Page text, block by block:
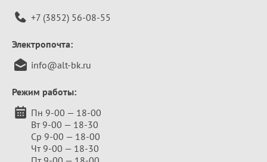
+7 (3852) 56-08-55
Электропочта:
info@alt-bk.ru
Режим работы:
Пн 9-00 — 18-00
Вт 9-00 — 18-30
Ср 9-00 — 18-00
Чт 9-00 — 18-30